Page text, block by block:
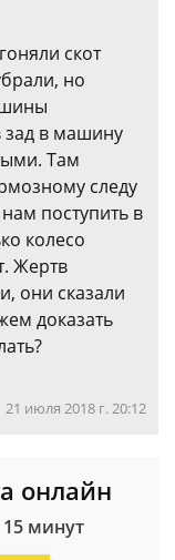
скот
но
зад в машину
Там
следу
поступить в
колесо
Жертв
они сказали
доказать
21 июля 2018 г. 20:12
онлайн
минут